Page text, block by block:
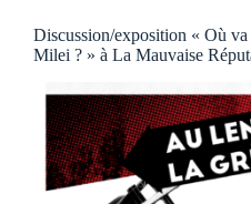
Discussion/exposition « Où
Milei ? » à La Mauvaise